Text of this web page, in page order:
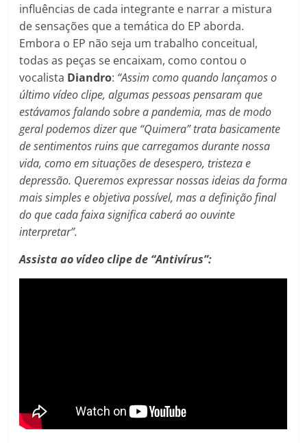
influências de cada integrante e narrar a mistura
de sensações que a temática do EP aborda.
Embora o EP não seja um trabalho conceitual,
todas as peças se encaixam, como contou o
vocalista Diandro: “Assim como quando lançamos o
último vídeo clipe, algumas pessoas pensaram que
estávamos falando sobre a pandemia, mas de modo
geral podemos dizer que “Quimera” trata basicamente
de sentimentos ruins que carregamos durante nossa
vida, como em situações de desespero, tristeza e
depressão. Queremos expressar nossas ideias da forma
mais simples e objetiva possível, mas a definição final
do que cada faixa significa caberá ao ouvinte
interpretar”.
Assista ao vídeo clipe de “Antivírus”: